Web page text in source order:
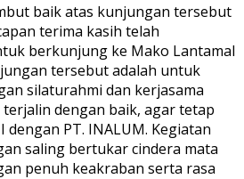
baik atas kunjungan tersebut
terima kasih telah
berkunjung ke Mako Lantamal
tersebut adalah untuk
silaturahmi dan kerjasama
dengan baik, agar tetap
PT. INALUM. Kegiatan
saling bertukar cindera mata
penuh keakraban serta rasa